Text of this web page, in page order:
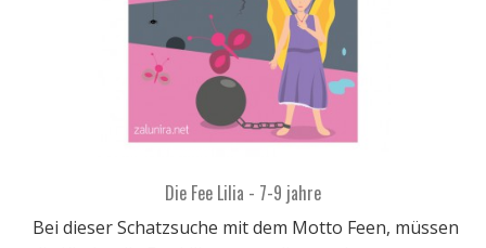
Die Fee Lilia - 7-9 jahre
Bei dieser Schatzsuche mit dem Motto Feen, müssen